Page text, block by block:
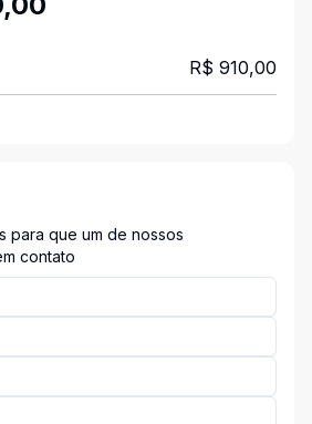
R$ 910,00
para que um de nossos
contato